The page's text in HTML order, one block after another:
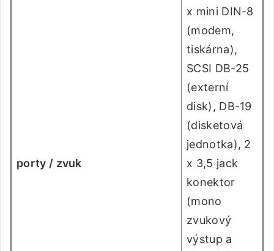
porty / zvuk
x mini DIN-8
(modem,
tiskárna),
SCSI DB-25
(externí
disk), DB-19
(disketová
jednotka), 2
x 3,5 jack
konektor
(mono
zvukový
výstup a